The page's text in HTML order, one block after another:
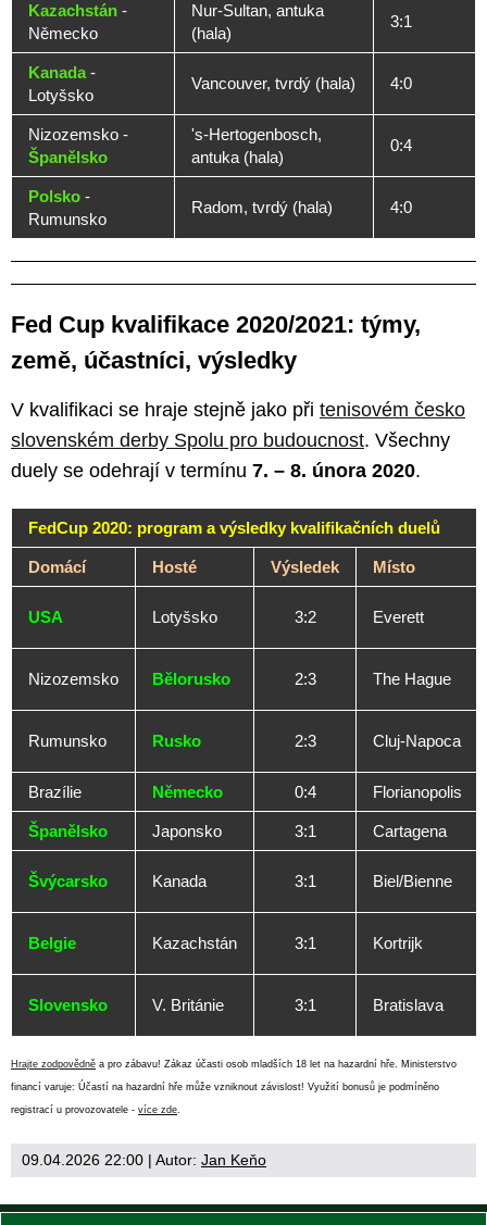
Kazachstán -
Německo
Nur-Sultan, antuka
(hala)
3:1
Kanada-
Lotyšsko
Vancouver, tvrdý (hala) 4:0
Nizozemsko -
Španělsko
's-Hertogenbosch,
antuka (hala)
0:4
Polsko -
Rumunsko
Radom, tvrdý (hala) 4:0
Fed Cup kvalifikace 2020/2021: týmy,
země, účastníci, výsledky
V kvalifikaci se hraje stejně jako při tenisovém česko
slovenském derby Spolu pro budoucnost. Všechny
duely se odehrají v termínu 7. – 8. února 2020.
FedCup 2020: program a výsledky kvalifikačních duelů
Domácí Hosté Výsledek Místo
USA Lotyšsko 3:2 Everett
Nizozemsko Bělorusko 2:3 The Hague
Rumunsko Rusko 2:3 Cluj-Napoca
Brazílie Německo 0:4 Florianopolis
Španělsko Japonsko 3:1 Cartagena
Švýcarsko Kanada 3:1 Biel/Bienne
Belgie Kazachstán 3:1 Kortrijk
Slovensko V. Británie 3:1 Bratislava
Hrajte zodpovědně a pro zábavu! Zákaz účasti osob mladších 18 let na hazardní hře. Ministerstvo
financí varuje: Účastí na hazardní hře může vzniknout závislost! Využití bonusů je podmíněno
registrací u provozovatele - více zde.
09.04.2026 22:00 | Autor: Jan Keňo